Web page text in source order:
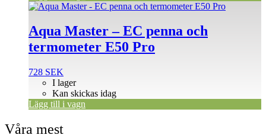
Aqua Master – EC penna och
termometer E50 Pro
728 SEK
I lager
Kan skickas idag
Lägg till i vagn
Våra mest